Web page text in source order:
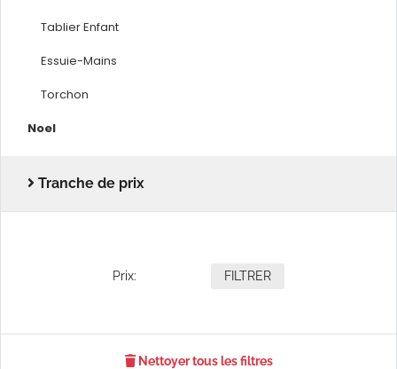
Tablier Enfant
Essuie-Mains
Torchon
Noel
Tranche de prix
Prix: FILTRER
Nettoyer tous les filtres